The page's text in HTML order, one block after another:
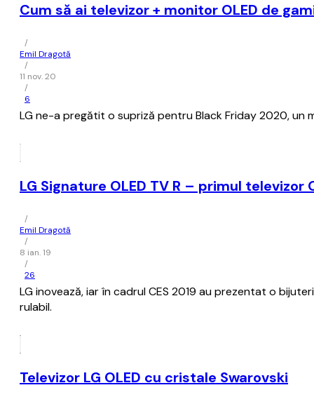
Cum să ai televizor + monitor OLED de
/
Emil Dragotă
/
11 nov. 20
/
6
LG ne-a pregătit o supriză pentru Black Friday 2020, un
LG Signature OLED TV R – primul televizor
/
Emil Dragotă
/
8 ian. 19
/
26
LG inovează, iar în cadrul CES 2019 au prezentat o
rulabil.
Televizor LG OLED cu cristale Swarovski